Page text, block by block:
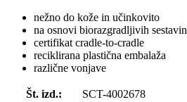
nežno do kože in učinkovito
na osnovi biorazgradljivih sestavin
certifikat cradle-to-cradle
reciklirana plastična embalaža
različne vonjave
Št. izd.:
SCT-4002678